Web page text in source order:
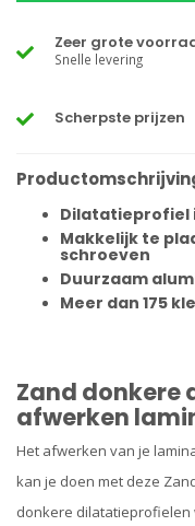
Zeer grote
Snelle levering
Scherpste prijzen
Dilatatieprofiel
Makkelijk te
schroeven
Duurzaam
Meer dan 175
Zand
afwerken
Het afwerken van je
kan je doen met deze
donkere dilatatieprofielen